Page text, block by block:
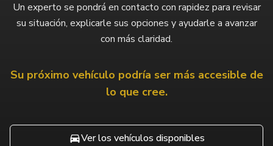
Un experto se pondrá en contacto con rapidez para revisar
su situación, explicarle sus opciones y ayudarle a avanzar
con más claridad.
Su próximo vehículo podría ser más accesible de
lo que cree.
Ver los vehículos disponibles